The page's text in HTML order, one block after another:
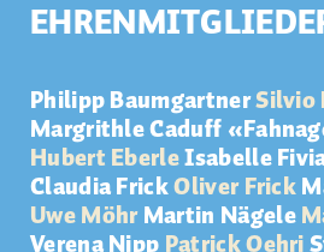
Philipp BaumgartnerSilvio
Margrithle Caduff
Hubert EberleIsabelle
Claudia FrickOliver Frick
Uwe MöhrMartin Nägele